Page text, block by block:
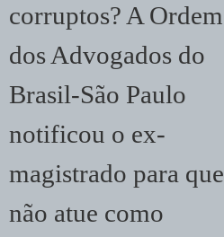
corruptos? A Ordem
dos Advogados do
Brasil-São Paulo
notificou o ex-
magistrado para que
não atue como